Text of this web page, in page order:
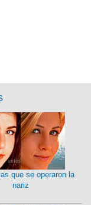
que se operaron la
nariz